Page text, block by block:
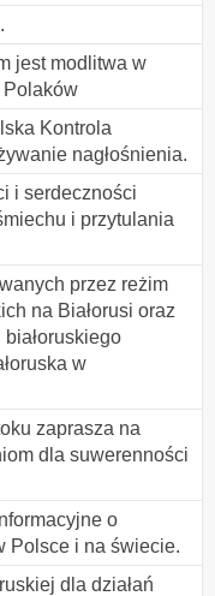
jest modlitwa w
Polaków
Kontrola
nagłośnienia.
i serdeczności
i przytulania
przez reżim
na Białorusi oraz
w
zaprasza na
dla suwerenności
o
Polsce i na świecie.
dla działań